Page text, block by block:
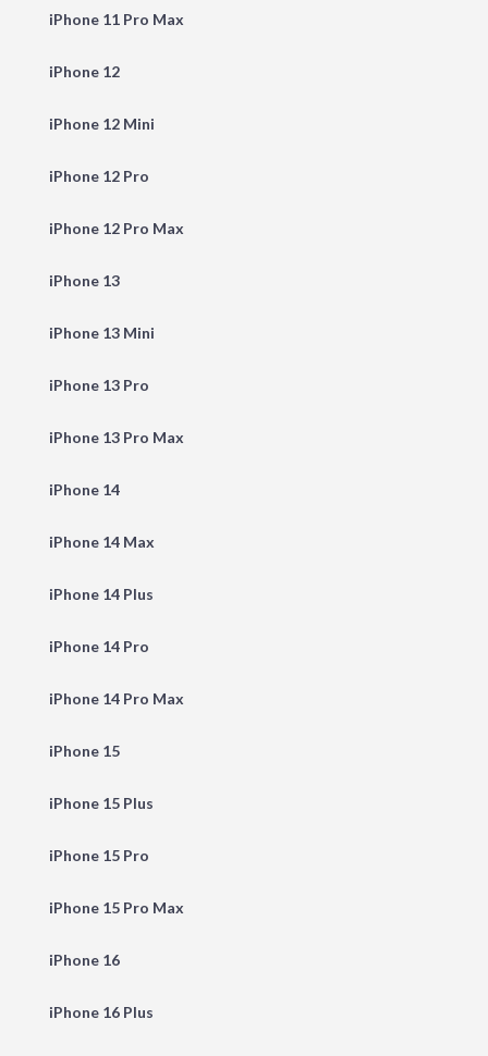
iPhone 11 Pro Max
iPhone 12
iPhone 12 Mini
iPhone 12 Pro
iPhone 12 Pro Max
iPhone 13
iPhone 13 Mini
iPhone 13 Pro
iPhone 13 Pro Max
iPhone 14
iPhone 14 Max
iPhone 14 Plus
iPhone 14 Pro
iPhone 14 Pro Max
iPhone 15
iPhone 15 Plus
iPhone 15 Pro
iPhone 15 Pro Max
iPhone 16
iPhone 16 Plus